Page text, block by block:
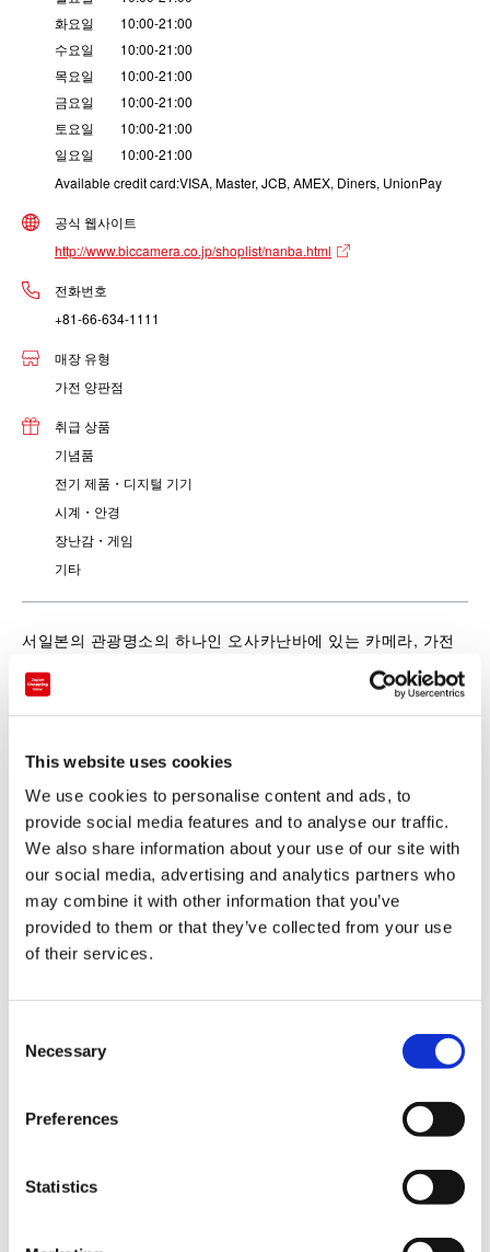
This website uses cookies
We use cookies to personalise content and ads, to
provide social media features and to analyse our traffic.
We also share information about your use of our site with
our social media, advertising and analytics partners who
may combine it with other information that you’ve
provided to them or that they’ve collected from your use
of their services.
Necessary
Preferences
Statistics
화요일 10:00-21:00
수요일 10:00-21:00
목요일 10:00-21:00
금요일 10:00-21:00
토요일 10:00-21:00
일요일 10:00-21:00
Available credit card:VISA, Master, JCB, AMEX, Diners, UnionPay
공식 웹사이트
http://www.biccamera.co.jp/shoplist/nanba.html
전화번호
+81-66-634-1111
매장 유형
가전 양판점
취급 상품
기념품
전기 제품・디지털 기기
시계・안경
장난감・게임
기타
서일본의 관광명소의 하나인 오사카난바에 있는 카메라, 가전
의 전문점입니다. 카메라, 전기제품, 컴퓨터, 오디오, 브랜드시
계, 장난감, 술, 약, 일용품등을 갖추어 풍부하게 판매하고 있습
각종 신용카드